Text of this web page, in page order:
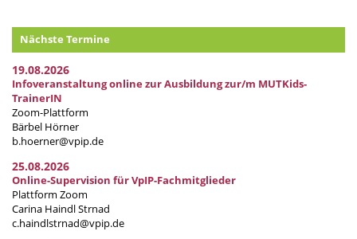
Nächste Termine
19.08.2026
Infoveranstaltung online zur Ausbildung zur/m MUTKids-
TrainerIN
Zoom-Plattform
Bärbel Hörner
b.hoerner@vpip.de
25.08.2026
Online-Supervision für VpIP-Fachmitglieder
Plattform Zoom
Carina Haindl Strnad
c.haindlstrnad@vpip.de